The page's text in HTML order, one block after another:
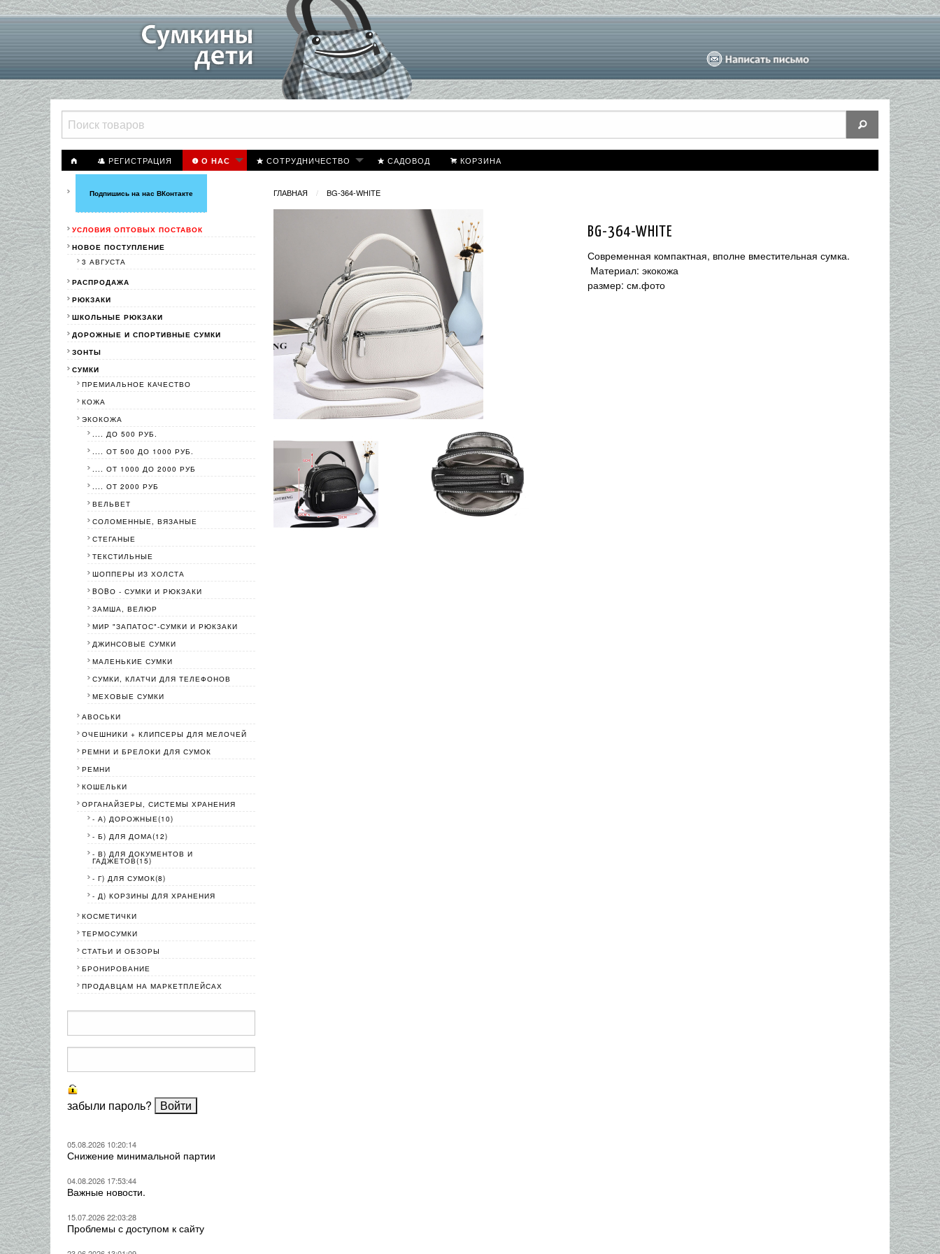
РЕГИСТРАЦИЯ О НАС СОТРУДНИЧЕСТВО САДОВОД КОРЗИНА
ГЛАВНАЯ BG-364-WHITE
BG-364-WHITE
Современная компактная, вполне вместительная сумка.
Материал: экокожа
размер: см.фото
Подпишись на нас ВКонтакте
УСЛОВИЯ ОПТОВЫХ ПОСТАВОК
НОВОЕ ПОСТУПЛЕНИЕ
3 АВГУСТА
РАСПРОДАЖА
РЮКЗАКИ
ШКОЛЬНЫЕ РЮКЗАКИ
ДОРОЖНЫЕ И СПОРТИВНЫЕ СУМКИ
ЗОНТЫ
СУМКИ
ПРЕМИАЛЬНОЕ КАЧЕСТВО
КОЖА
ЭКОКОЖА
.... ДО 500 РУБ.
.... ОТ 500 ДО 1000 РУБ.
.... ОТ 1000 ДО 2000 РУБ
.... ОТ 2000 РУБ
ВЕЛЬВЕТ
СОЛОМЕННЫЕ, ВЯЗАНЫЕ
СТЕГАНЫЕ
ТЕКСТИЛЬНЫЕ
ШОППЕРЫ ИЗ ХОЛСТА
BOBО - СУМКИ И РЮКЗАКИ
ЗАМША, ВЕЛЮР
МИР "ЗАПАТОС"-СУМКИ И РЮКЗАКИ
ДЖИНСОВЫЕ СУМКИ
МАЛЕНЬКИЕ СУМКИ
СУМКИ, КЛАТЧИ ДЛЯ ТЕЛЕФОНОВ
МЕХОВЫЕ СУМКИ
АВОСЬКИ
ОЧЕШНИКИ + КЛИПСЕРЫ ДЛЯ МЕЛОЧЕЙ
РЕМНИ И БРЕЛОКИ ДЛЯ СУМОК
РЕМНИ
КОШЕЛЬКИ
ОРГАНАЙЗЕРЫ, СИСТЕМЫ ХРАНЕНИЯ
- А) ДОРОЖНЫЕ(10)
- Б) ДЛЯ ДОМА(12)
- В) ДЛЯ ДОКУМЕНТОВ И
ГАДЖЕТОВ(15)
- Г) ДЛЯ СУМОК(8)
- Д) КОРЗИНЫ ДЛЯ ХРАНЕНИЯ
КОСМЕТИЧКИ
ТЕРМОСУМКИ
СТАТЬИ И ОБЗОРЫ
БРОНИРОВАНИЕ
ПРОДАВЦАМ НА МАРКЕТПЛЕЙСАХ
забыли пароль?
05.08.2026 10:20:14
Снижение минимальной партии
04.08.2026 17:53:44
Важные новости.
15.07.2026 22:03:28
Проблемы с доступом к сайту